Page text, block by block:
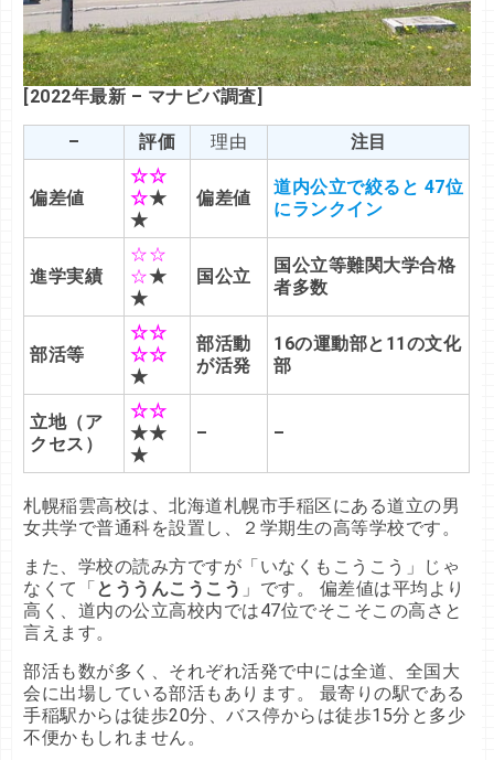
[2022年最新 – マナビバ調査]
– 評価 理由 注目
偏差値
☆☆
☆★
★
偏差値
道内公立で絞ると 47位
にランクイン
進学実績
☆☆
☆★
★
国公立
国公立等難関大学合格
者多数
部活等
☆☆
☆☆
★
部活動
が活発
16の運動部と11の文化
部
立地（ア
クセス）
☆☆
★★
★
– –
札幌稲雲高校は、北海道札幌市手稲区にある道立の男
女共学で普通科を設置し、２学期生の高等学校です。
また、学校の読み方ですが「いなくもこうこう」じゃ
なくて「とううんこうこう 」です。 偏差値は平均より
高く、道内の公立高校内では47位でそこそこの高さと
言えます。
部活も数が多く、それぞれ活発で中には全道、全国大
会に出場している部活もあります。 最寄りの駅である
手稲駅からは徒歩20分、バス停からは徒歩15分と多少
不便かもしれません。